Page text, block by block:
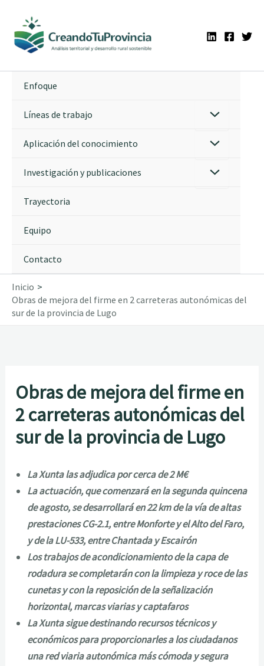
contenido
Enfoque
Líneas de trabajo
Aplicación del conocimiento
Investigación y publicaciones
Trayectoria
Equipo
Contacto
Inicio
Obras de mejora del firme en 2 carreteras autonómicas del
sur de la provincia de Lugo
Obras de mejora del firme en
2 carreteras autonómicas del
sur de la provincia de Lugo
La Xunta las adjudica por cerca de 2 M€
La actuación, que comenzará en la segunda quincena
de agosto, se desarrollará en 22 km de la vía de altas
prestaciones CG-2.1, entre Monforte y el Alto del Faro,
y de la LU-533, entre Chantada y Escairón
Los trabajos de acondicionamiento de la capa de
rodadura se completarán con la limpieza y roce de las
cunetas y con la reposición de la señalización
horizontal, marcas viarias y captafaros
La Xunta sigue destinando recursos técnicos y
económicos para proporcionarles a los ciudadanos
una red viaria autonómica más cómoda y segura